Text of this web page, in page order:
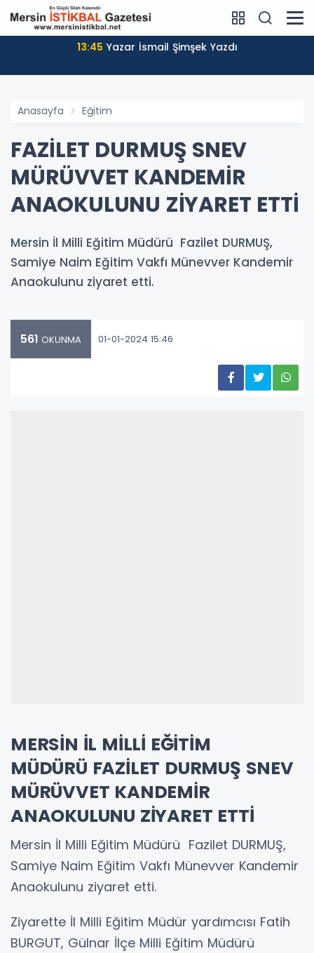
13:45 Yazar İsmail Şimşek Yazdı
Anasayfa Eğitim
FAZİLET DURMUŞ SNEV
MÜRÜVVET KANDEMİR
ANAOKULUNU ZİYARET ETTİ
Mersin İl Milli Eğitim Müdürü Fazilet DURMUŞ,
Samiye Naim Eğitim Vakfı Münevver Kandemir
Anaokulunu ziyaret etti.
561 OKUNMA 01-01-2024 15:46
MERSİN İL MİLLİ EĞİTİM
MÜDÜRÜ FAZİLET DURMUŞ SNEV
MÜRÜVVET KANDEMİR
ANAOKULUNU ZİYARET ETTİ
Mersin İl Milli Eğitim Müdürü Fazilet DURMUŞ,
Samiye Naim Eğitim Vakfı Münevver Kandemir
Anaokulunu ziyaret etti.
Ziyarette İl Milli Eğitim Müdür yardımcısı Fatih
BURGUT, Gülnar İlçe Milli Eğitim Müdürü